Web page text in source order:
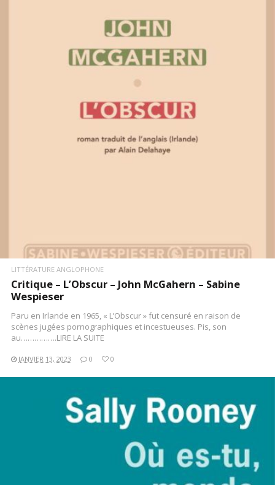
LIRE LA SUITE
LITTÉRATURE ANGLOPHONE
Critique – L’Obscur – John McGahern – Sabine
Wespieser
Paru en Irlande en 1965, « L’Obscur » fut censuré en raison de
scènes jugées pornographiques et incestueuses. Pis, son
au…………….LIRE LA SUITE
JANVIER 13, 2023 0 0